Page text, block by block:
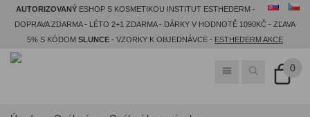
AUTORIZOVANÝ ESHOP S KOSMETIKOU INSTITUT ESTHEDERM -
DOPRAVA ZDARMA - LÉTO 2+1 ZDARMA - DÁRKY V HODNOTĚ 1090KČ - ZĽAVA
5% S KÓDOM SLUNCE - VZORKY K OBJEDNÁVCE - ESTHEDERM AKCE
0